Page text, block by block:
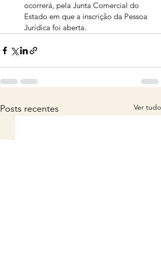
ocorrerá, pela Junta Comercial do
Estado em que a inscrição da Pessoa
Jurídica foi aberta.
Posts recentes Ver tudo